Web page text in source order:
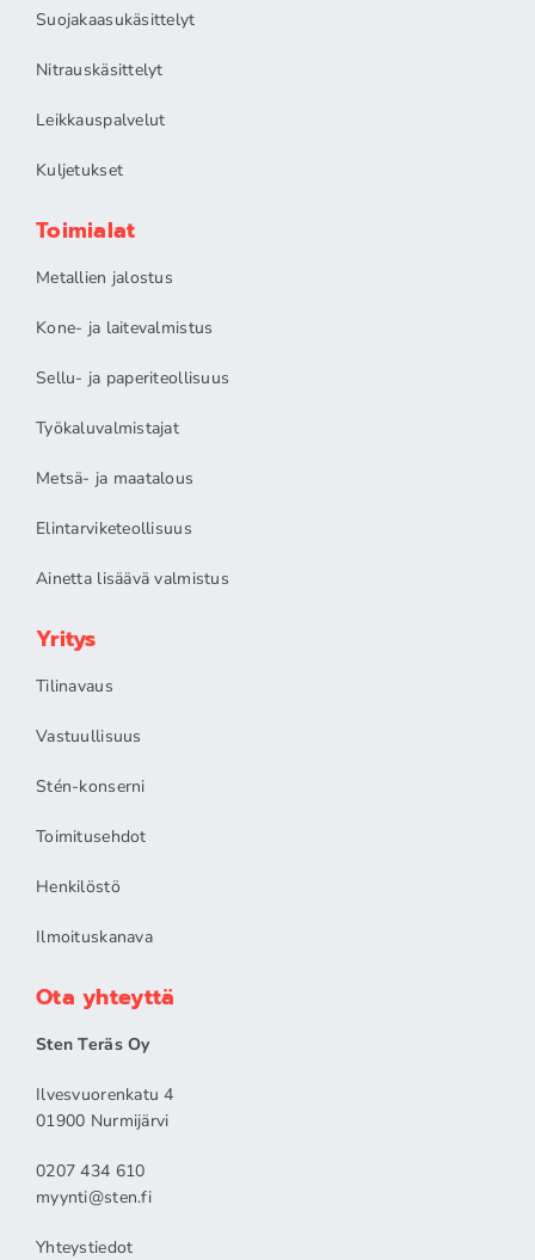
Suojakaasukäsittelyt
Nitrauskäsittelyt
Leikkauspalvelut
Kuljetukset
Toimialat
Metallien jalostus
Kone- ja laitevalmistus
Sellu- ja paperiteollisuus
Työkaluvalmistajat
Metsä- ja maatalous
Elintarviketeollisuus
Ainetta lisäävä valmistus
Yritys
Tilinavaus
Vastuullisuus
Stén-konserni
Toimitusehdot
Henkilöstö
Ilmoituskanava
Ota yhteyttä
Sten Teräs Oy
Ilvesvuorenkatu 4
01900 Nurmijärvi
0207 434 610
myynti@sten.fi
Yhteystiedot